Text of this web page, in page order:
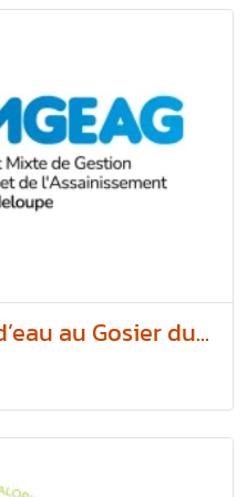
au Gosier du...